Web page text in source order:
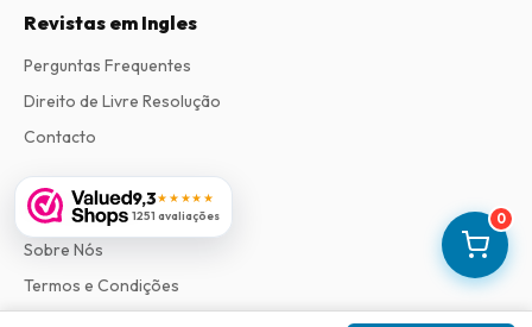
0
9,3★★★★★
1251 avaliações
Revistas em Ingles
Perguntas Frequentes
Direito de Livre Resolução
Contacto
Informações
Sobre Nós
Termos e Condições